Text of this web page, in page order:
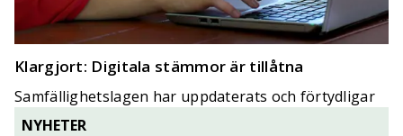
NYHETER
Klargjort: Digitala stämmor är tillåtna
Samfällighetslagen har uppdaterats och förtydligar
att stämmor får vara digitala.